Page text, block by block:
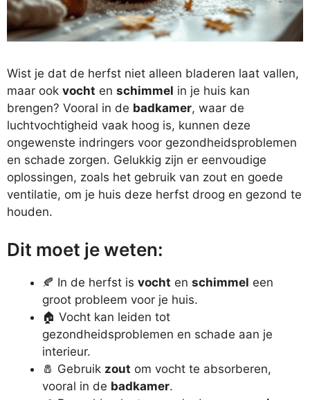
Wist je dat de herfst niet alleen bladeren laat vallen,
maar ook vocht en schimmel in je huis kan
brengen? Vooral in de badkamer, waar de
luchtvochtigheid vaak hoog is, kunnen deze
ongewenste indringers voor gezondheidsproblemen
en schade zorgen. Gelukkig zijn er eenvoudige
oplossingen, zoals het gebruik van zout en goede
ventilatie, om je huis deze herfst droog en gezond te
houden.
Dit moet je weten:
🍂 In de herfst is vocht en schimmel een
groot probleem voor je huis.
🏠 Vocht kan leiden tot
gezondheidsproblemen en schade aan je
interieur.
🧂 Gebruik zout om vocht te absorberen,
vooral in de badkamer.